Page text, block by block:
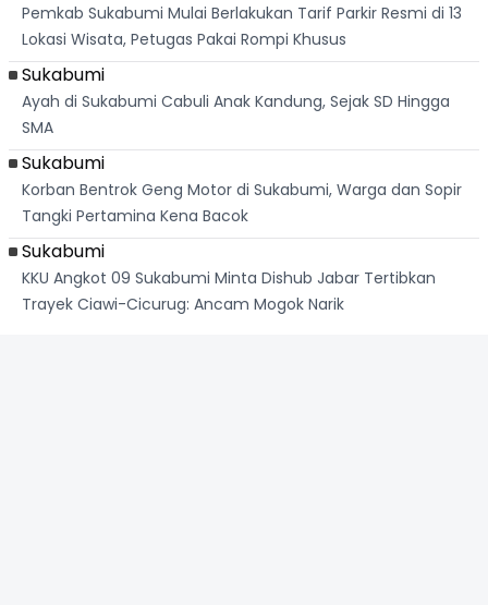
Pemkab Sukabumi Mulai Berlakukan Tarif Parkir Resmi di 13
Lokasi Wisata, Petugas Pakai Rompi Khusus
Sukabumi
Ayah di Sukabumi Cabuli Anak Kandung, Sejak SD Hingga
SMA
Sukabumi
Korban Bentrok Geng Motor di Sukabumi, Warga dan Sopir
Tangki Pertamina Kena Bacok
Sukabumi
KKU Angkot 09 Sukabumi Minta Dishub Jabar Tertibkan
Trayek Ciawi-Cicurug: Ancam Mogok Narik